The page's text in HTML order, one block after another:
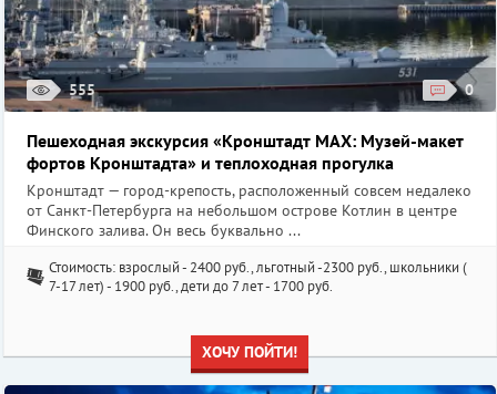
555 0
Пешеходная экскурсия «Кронштадт MAX: Музей-макет
фортов Кронштадта» и теплоходная прогулка
Кронштадт — город-крепость, расположенный совсем недалеко
от Санкт-Петербурга на небольшом острове Котлин в центре
Финского залива. Он весь буквально ...
Стоимость: взрослый - 2400 руб., льготный -2300 руб., школьники (
7-17 лет) - 1900 руб., дети до 7 лет - 1700 руб.
ХОЧУ ПОЙТИ!